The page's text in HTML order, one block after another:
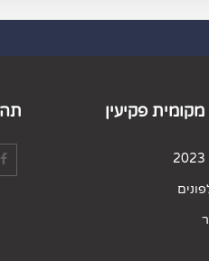
פקיעין